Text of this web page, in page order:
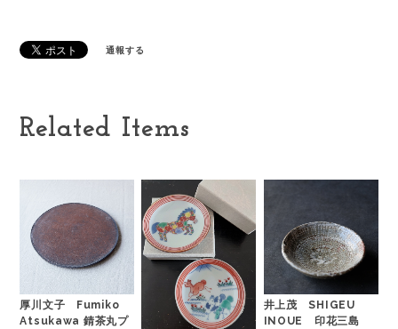
通報する
Related Items
厚川文子 Fumiko
Atsukawa 錆茶丸プ
井上茂 SHIGEU
INOUE 印花三島